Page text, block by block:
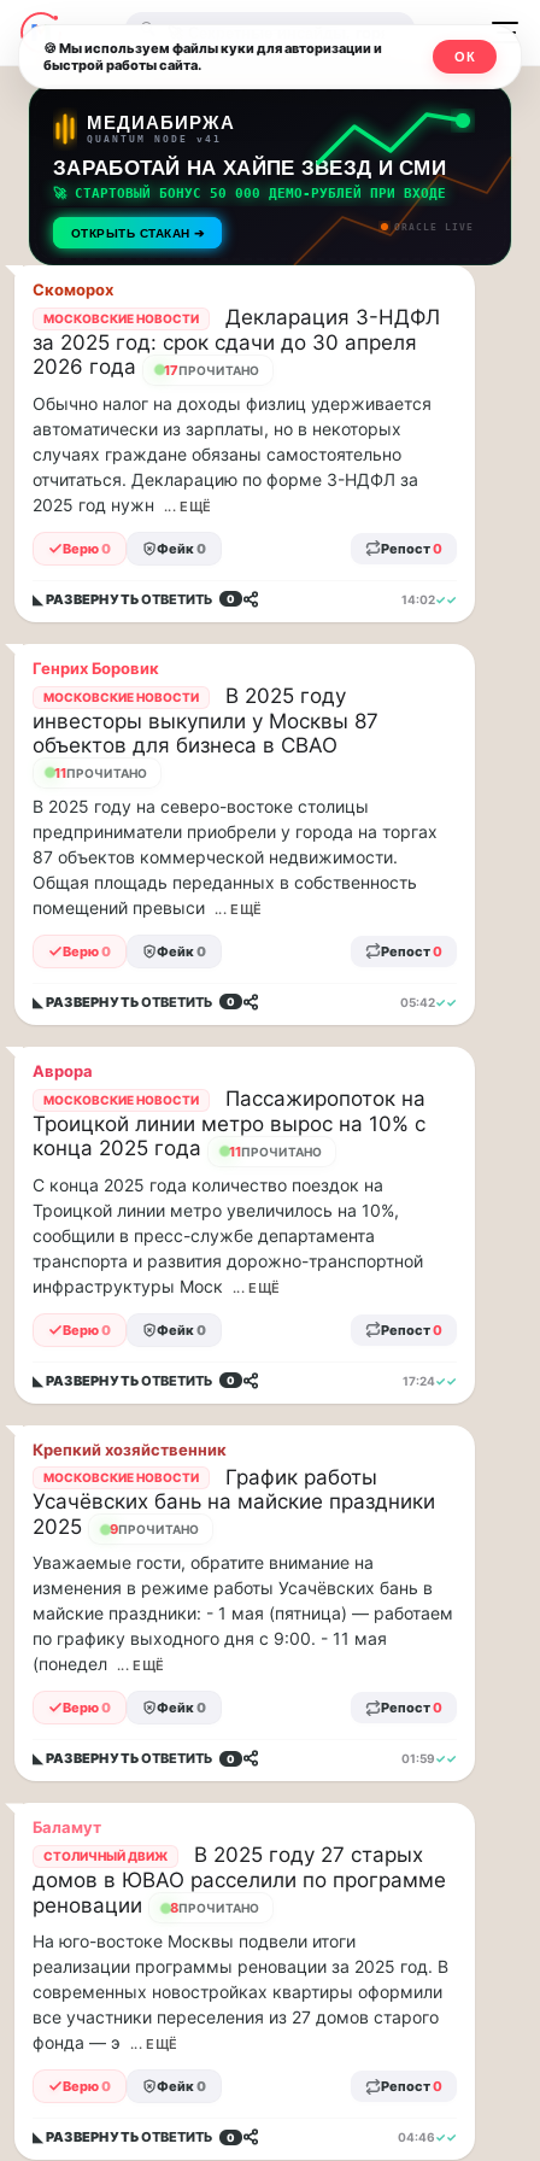
Последние
новости
обновления
потока:
Друзья,
приглашаем
на
музыкальную
прогулку
по
Москве
Чайковского!…
Друзья,
приглашаем
на
прогулку
по
Москве
Чайковского!
16.08
|
16:00
Петр
Ильич
Чайковский
один
из
самых
исповедальных
русских
композиторов,
чья
стала
ча...
Терапевт
ВСК
дал
совет
дачникам:
«сердечникам»
можно
находится…
Терапевт
ВСК
дал
«сердечникам»
можно
находится
на
жаре
не
более
20
минут
Для
с
сердечно-
сосудистыми
заболеваниями
жара
—
это
дополнительная
нагрузка
ор...
ВСК
выплатила
производителю
упаковки
88
млн
Москвичи.net
—
Главный
столичный
чат-
мессенджер,
новости
и
инсайды
Москвы
🔍
МЕДИАБИРЖА
QUANTUM NODE v41
ЗАРАБОТАЙ НА ХАЙПЕ ЗВЕЗД И СМИ
🚀 СТАРТОВЫЙ БОНУС 50 000 ДЕМО-РУБЛЕЙ ПРИ ВХОДЕ
ОТКРЫТЬ СТАКАН ➔ ORACLE LIVE
Скоморох
МОСКОВСКИЕ НОВОСТИ
Декларация 3-НДФЛ
за 2025 год: срок сдачи до 30 апреля
2026 года
17ПРОЧИТАНО
Обычно налог на доходы физлиц удерживается
автоматически из зарплаты, но в некоторых
случаях граждане обязаны самостоятельно
отчитаться. Декларацию по форме 3-НДФЛ за
2025 год нужн
... ЕЩЁ
Верю0 Фейк0 Репост0
◣ РАЗВЕРНУТЬОТВЕТИТЬ 0 14:02✓✓
Генрих Боровик
МОСКОВСКИЕ НОВОСТИ
В 2025 году
инвесторы выкупили у Москвы 87
объектов для бизнеса в СВАО
11ПРОЧИТАНО
В 2025 году на северо-востоке столицы
предприниматели приобрели у города на торгах
87 объектов коммерческой недвижимости.
Общая площадь переданных в собственность
помещений превыси
... ЕЩЁ
Верю0 Фейк0 Репост0
◣ РАЗВЕРНУТЬОТВЕТИТЬ 0 05:42✓✓
Аврора
МОСКОВСКИЕ НОВОСТИ
Пассажиропоток на
Троицкой линии метро вырос на 10% с
конца 2025 года
11ПРОЧИТАНО
С конца 2025 года количество поездок на
Троицкой линии метро увеличилось на 10%,
сообщили в пресс-службе департамента
транспорта и развития дорожно-транспортной
инфраструктуры Моск
... ЕЩЁ
Верю0 Фейк0 Репост0
◣ РАЗВЕРНУТЬОТВЕТИТЬ 0 17:24✓✓
Крепкий хозяйственник
МОСКОВСКИЕ НОВОСТИ
График работы
Усачёвских бань на майские праздники
2025
9ПРОЧИТАНО
Уважаемые гости, обратите внимание на
изменения в режиме работы Усачёвских бань в
майские праздники: - 1 мая (пятница) — работаем
по графику выходного дня с 9:00. - 11 мая
(понедел ... ЕЩЁ
Верю0 Фейк0 Репост0
◣ РАЗВЕРНУТЬОТВЕТИТЬ 0 01:59✓✓
Баламут
СТОЛИЧНЫЙ ДВИЖ
В 2025 году 27 старых
домов в ЮВАО расселили по программе
реновации
8ПРОЧИТАНО
На юго-востоке Москвы подвели итоги
реализации программы реновации за 2025 год. В
современных новостройках квартиры оформили
все участники переселения из 27 домов старого
фонда — э
... ЕЩЁ
Верю0 Фейк0 Репост0
◣ РАЗВЕРНУТЬОТВЕТИТЬ 0 04:46✓✓
🍪 Мы используем файлы куки для авторизации и
быстрой работы сайта.
ОК